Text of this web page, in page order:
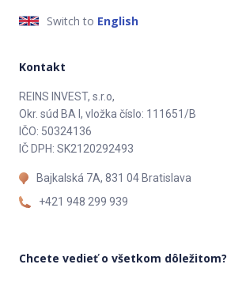
Switch to English
Kontakt
REINS INVEST, s.r.o,
Okr. súd BA I, vložka číslo: 111651/B
IČO: 50324136
IČ DPH: SK2120292493
Bajkalská 7A, 831 04 Bratislava
+421 948 299 939
Chcete vedieť o všetkom dôležitom?